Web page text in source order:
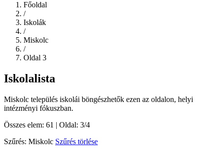
Főoldal
/
Iskolák
/
Miskolc
/
Oldal 3
Iskolalista
Miskolc település iskolái böngészhetők ezen az oldalon, helyi
intézményi fókuszban.
Összes elem: 61 | Oldal: 3/4
Szűrés: Miskolc Szűrés törlése